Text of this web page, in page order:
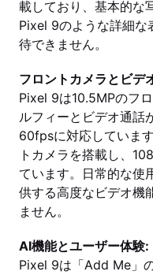
載しており、基本的な
Pixel 9のような詳細な
待できません。
フロントカメラとビデ
Pixel 9は10.5MPのフ
ルフィーとビデオ通話
60fpsに対応していま
トカメラを搭載し、
ています。日常的な使
供する高度なビデオ機
ません。
AI機能とユーザー体験:
Pixel 9は「Add Me」